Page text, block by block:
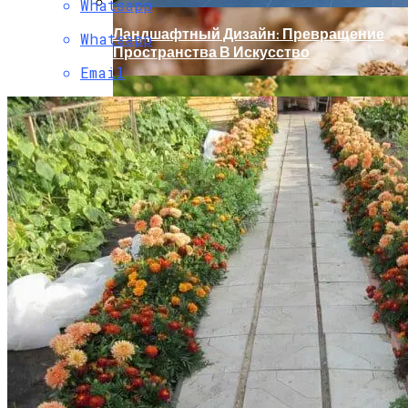
Крупный Урожай Чеснока: Агротехника
Выращивания
Ландшафтный Дизайн: Превращение
Пространства В Искусство
Whatsapp
Whatsapp
Email